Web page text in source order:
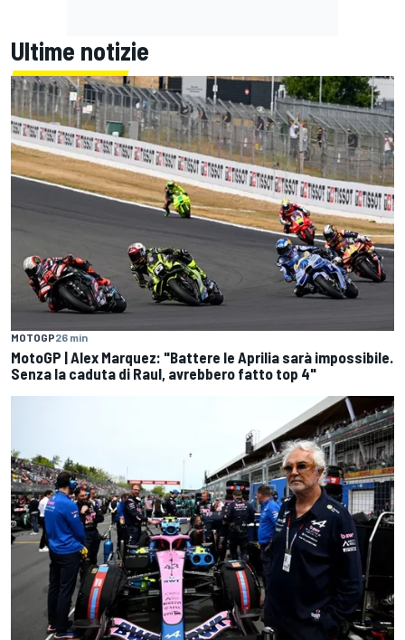
Ultime notizie
MOTOGP26 min
MotoGP | Alex Marquez: "Battere le Aprilia sarà impossibile.
Senza la caduta di Raul, avrebbero fatto top 4"